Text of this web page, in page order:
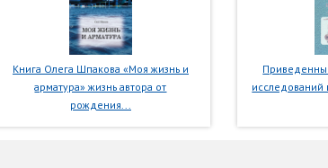
Книга Олега Шпакова «Моя жизнь и
арматура» жизнь автора от
рождения...
исследований